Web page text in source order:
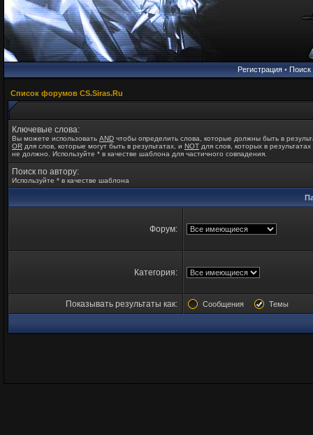
Регистрация• Поиск
Список форумов CS.Siras.Ru
Ключевые слова:
Вы можете использовать AND чтобы определить слова, которые должны быть в
OR для слов, которые могут быть в результатах, и NOT для слов, которых в
не должно. Используйте * в качестве шаблона для частичного совпадения.
Поиск по автору:
Используйте * в качестве шаблона
Форум:
Категория:
Показывать результаты как: Сообщения Темы